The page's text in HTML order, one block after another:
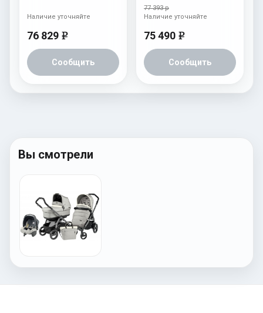
Pop-Up Completo,
Green Tea
76 829 e
Сообщить
Наличие уточняйте
77 393 р
75 490 e
Сообщить
Наличие уточняйте
Вы смотрели